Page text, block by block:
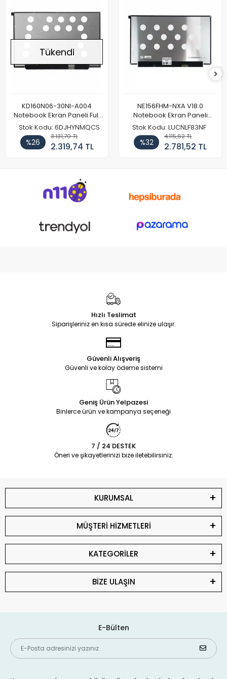
Tükendi
KD160N06-30NI-A004
Notebook Ekran Paneli Full
HD
Stok Kodu: 6DJHYNMQCS
%26
3.131,70 TL
2.319,74 TL
NE156FHM-NXA V18.0
Notebook Ekran Paneli
144Hz
Stok Kodu: LUCNLF83NF
%32
4.115,62 TL
2.781,52 TL
Hızlı Teslimat
Siparişleriniz en kısa sürede elinize ulaşır.
Güvenli Alışveriş
Güvenli ve kolay ödeme sistemi
Geniş Ürün Yelpazesi
Binlerce ürün ve kampanya seçeneği
7 / 24 DESTEK
Öneri ve şikayetlerinizi bize iletebilirsiniz.
KURUMSAL
MÜŞTERİ HİZMETLERİ
KATEGORİLER
BİZE ULAŞIN
E-Bülten